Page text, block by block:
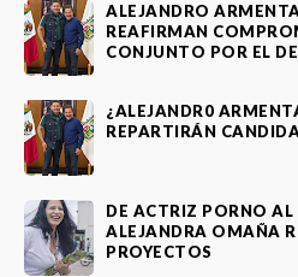
ALEJANDRO
REAFIRMAN
CONJUNTO POR EL
¿ALEJANDR0
REPARTIRÁN
DE ACTRIZ PORNO
ALEJANDRA OMAÑA
PROYECTOS